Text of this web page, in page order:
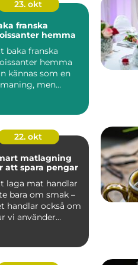
23. okt
franska
hemma
baka franska
hemma
kännas som en
men
22. okt
matlagning
att spara pengar
laga mat handlar
bara om smak –
handlar också om
vi använder